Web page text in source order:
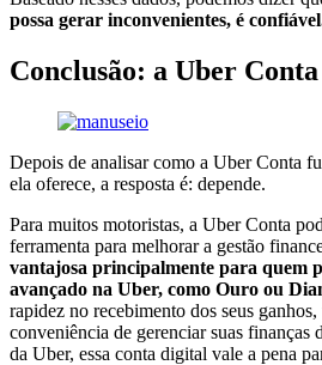
possa gerar inconvenientes, é
Conclusão: a Uber
Depois de analisar como a Uber Conta
ela oferece, a resposta é: depende.
Para muitos motoristas, a Uber Conta
ferramenta para melhorar a gestão
vantajosa principalmente para quem
avançado na Uber, como Ouro ou
rapidez no recebimento dos seus ganhos,
conveniência de gerenciar suas finanças
da Uber, essa conta digital vale a pena